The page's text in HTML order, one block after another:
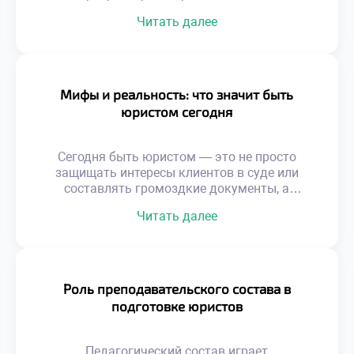
фундаментальных академических знаний и
международных сделках — спектр
перспектив в этой сфере поистине
безграничен. Правовое дело требует не
Читать далее
Мифы и реальность: что значит быть
юристом сегодня
Сегодня быть юристом — это не просто
защищать интересы клиентов в суде или
составлять громоздкие документы, а
нормативных актов, где мифы о блестящей
и гармонично сочетать теорию с практикой,
фундаментальным шагом становится
хорошее образование в техникуме […]
Читать далее
Роль преподавательского состава в
подготовке юристов